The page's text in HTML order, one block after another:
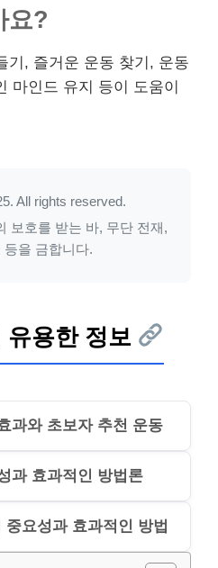
요?
기, 즐거운 운동 찾기, 운동
마인드 유지 등이 도움이
All rights reserved.
보호를 받는 바, 무단 전재,
등을 금합니다.
유용한 정보
과와 초보자 추천 운동
과 효과적인 방법론
요성과 효과적인 방법